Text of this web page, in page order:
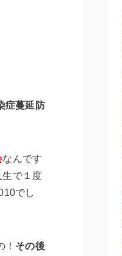
症蔓延防
なんです
で１度
でし
その後